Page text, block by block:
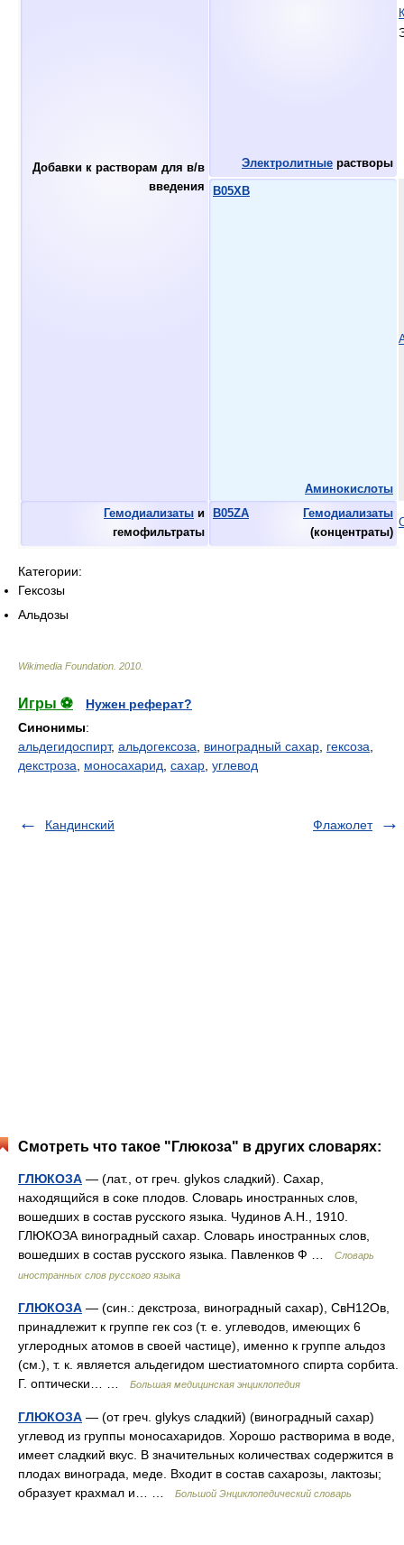
Добавки к растворам для в/в
введения
Электролитные растворы
B05XB
Аминокислоты
Гемодиализаты и
гемофильтраты
B05ZA
Гемодиализаты
(концентраты)
Категории:
Гексозы
Альдозы
Wikimedia Foundation 2010
Игры ⚽
Нужен реферат?
Синонимы:
альдегидоспирт, альдогексоза, виноградный сахар, гексоза,
декстроза, моносахарид, сахар, углевод
Кандинский Флажолет
Смотреть что такое "Глюкоза" в других словарях:
ГЛЮКОЗА — (лат., от греч. glykos сладкий). Сахар,
находящийся в соке плодов. Словарь иностранных слов,
вошедших в состав русского языка. Чудинов А.Н., 1910.
ГЛЮКОЗА виноградный сахар. Словарь иностранных слов,
вошедших в состав русского языка. Павленков Ф …
Словарь
иностранных слов русского языка
ГЛЮКОЗА — (син.: декстроза, виноградный сахар), СвН12Ов,
принадлежит к группе гек соз (т. е. углеводов, имеющих 6
углеродных атомов в своей частице), именно к группе альдоз
(см.), т. к. является альдегидом шестиатомного спирта сорбита.
Г. оптически… …
Большая медицинская энциклопедия
ГЛЮКОЗА — (от греч. glykys сладкий) (виноградный сахар)
углевод из группы моносахаридов. Хорошо растворима в воде,
имеет сладкий вкус. В значительных количествах содержится в
плодах винограда, меде. Входит в состав сахарозы, лактозы;
образует крахмал и… …
Большой Энциклопедический словарь